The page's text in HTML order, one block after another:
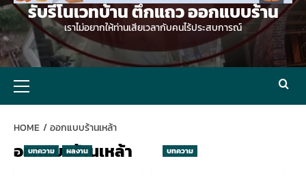
รับรีโนเวทบ้าน ตึกแถว ออกแบบร้าน
เราไม่อยากให้ท่านเสียเวลากับคนไร้ประสบการณ์
Menu
HOME ออกแบบร้านเหล้า
ออกแบบร้านเหล้า
บทความ ผลงาน บทความ